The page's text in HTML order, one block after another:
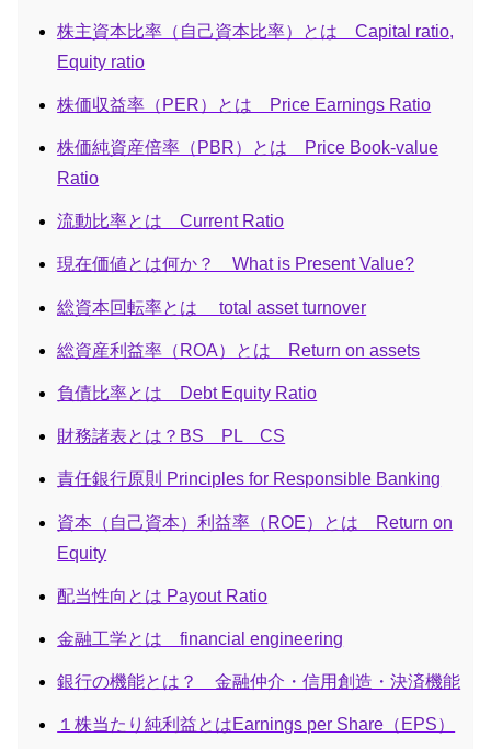
株主資本比率（自己資本比率）とは Capital ratio,
Equity ratio
株価収益率（PER）とは Price Earnings Ratio
株価純資産倍率（PBR）とは Price Book-value
Ratio
流動比率とは Current Ratio
現在価値とは何か？ What is Present Value?
総資本回転率とは total asset turnover
総資産利益率（ROA）とは Return on assets
負債比率とは Debt Equity Ratio
財務諸表とは？BS PL CS
責任銀行原則 Principles for Responsible Banking
資本（自己資本）利益率（ROE）とは Return on
Equity
配当性向とは Payout Ratio
金融工学とは financial engineering
銀行の機能とは？ 金融仲介・信用創造・決済機能
１株当たり純利益とはEarnings per Share（EPS）